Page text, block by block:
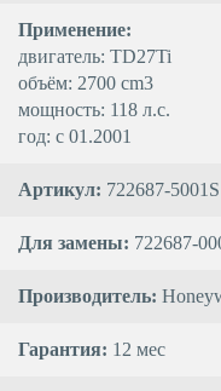
Применение:
двигатель: TD27Ti
объём: 2700 cm3
мощность: 118 л.с.
год: с 01.2001
Артикул: 722687-5001S
Для замены: 722687-
Производитель:
Гарантия: 12 мес